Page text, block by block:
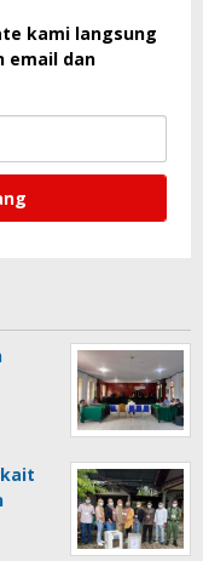
kami langsung
email dan